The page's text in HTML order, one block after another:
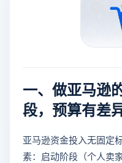
一、做亚马逊
段，预算有差
亚马逊资金投入无固定
素：启动阶段（个人卖